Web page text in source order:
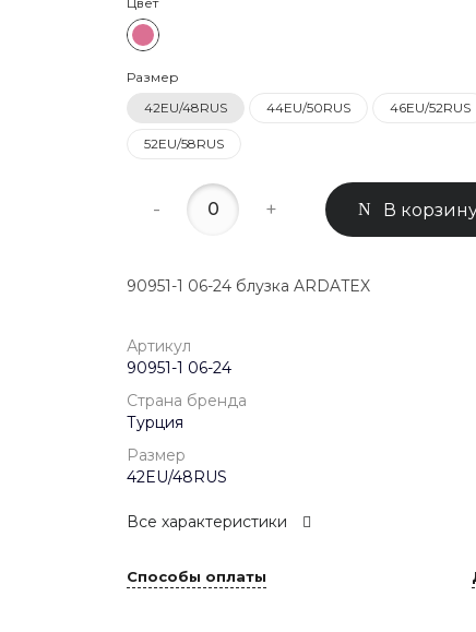
Школьная, дом 93к2
Размер
42EU/48RUS
44EU/50RUS 46EU/52RUS
52EU/58RUS
- + В
90951-1 06-24 блузка ARDATEX
Артикул
90951-1 06-24
Страна бренда
Турция
Размер
42EU/48RUS
Все характеристики
Способы оплаты